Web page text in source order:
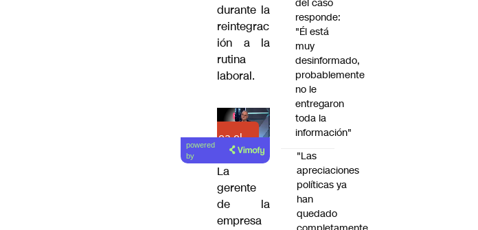
durante la
reintegrac
ión a la
rutina
laboral.
Lea el
artículo
powered
by
La
gerente
de la
empresa
del caso
responde:
"Él está
muy
desinformado,
probablemente
no le
entregaron
toda la
información"
"Las
apreciaciones
políticas ya
han
quedado